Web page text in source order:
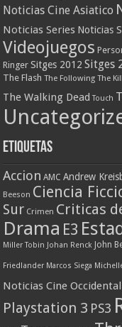
Noticias Cine Asiatico
Noticias Series Noticias
Videojuegos
Ringer Sitges 2012 Sitges
The Flash The Following The
The Walking Dead Touch
Etiquetas
Accion AMC Andrew
Beeson Ciencia
Sur Crimen Criticas
Drama E3
Miller Tobin Johan Renck John
Friedlander Marcos Siega
Noticias Cine Occidental
Playstation 3 PS3